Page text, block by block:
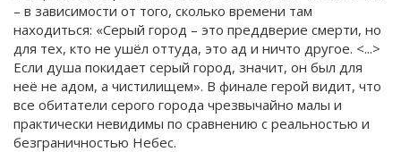
– в зависимости от того, сколько времени там
находиться: «Серый город – это преддверие смерти, но
для тех, кто не ушёл оттуда, это ад и ничто другое. <...>
Если душа покидает серый город, значит, он был для
неё не адом, а чистилищем». В финале герой видит, что
все обитатели серого города чрезвычайно малы и
практически невидимы по сравнению с реальностью и
безграничностью Небес.